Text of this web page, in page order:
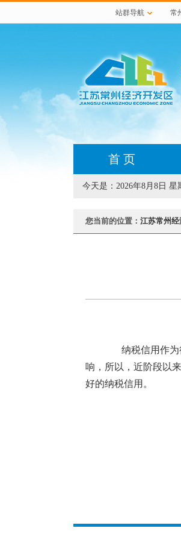
站群导航 常
首 页
今天是： 2026年8月8日 星
您当前的位置： 江苏常州
纳税信用作
响，所以，近阶段以
好的纳税信用。